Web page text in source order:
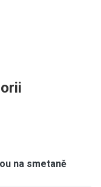
na smetaně